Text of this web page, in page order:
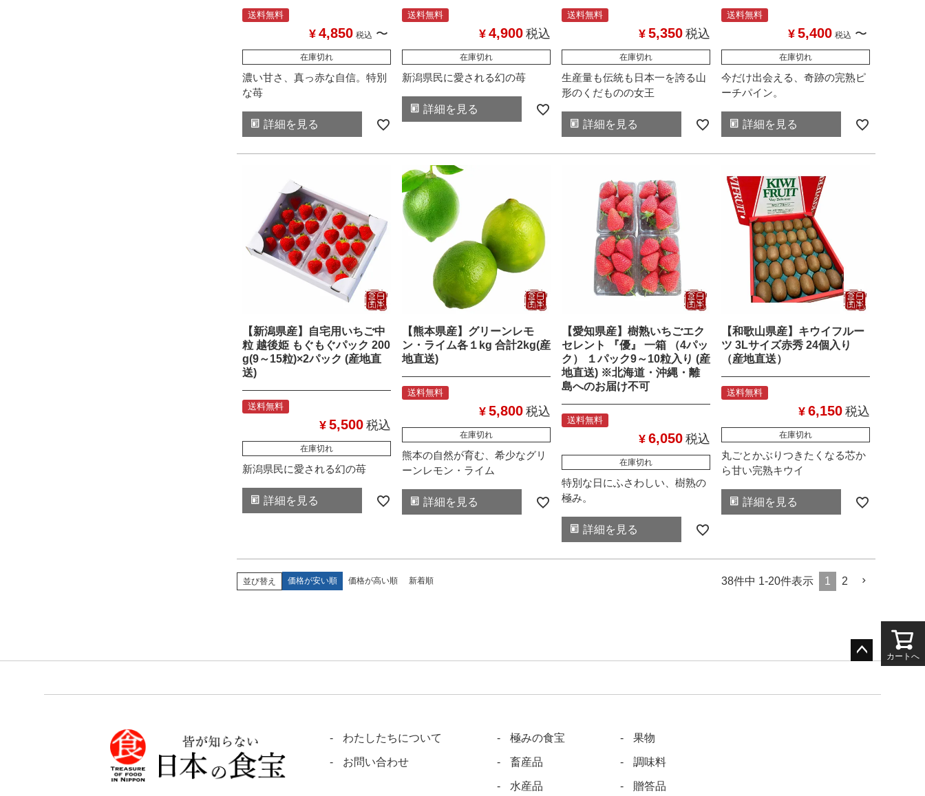
送料無料
¥ 4,850 税込 〜
在庫切れ
濃い甘さ、真っ赤な自信。特別
な苺
詳細を見る
送料無料
¥ 4,900 税込
在庫切れ
新潟県民に愛される幻の苺
詳細を見る
送料無料
¥ 5,350 税込
在庫切れ
生産量も伝統も日本一を誇る山
形のくだものの女王
詳細を見る
送料無料
¥ 5,400 税込 〜
在庫切れ
今だけ出会える、奇跡の完熟ピ
ーチパイン。
詳細を見る
【新潟県産】自宅用いちご中
粒 越後姫 もぐもぐパック 200
g(9～15粒)×2パック (産地直
送)
送料無料
¥ 5,500 税込
在庫切れ
新潟県民に愛される幻の苺
詳細を見る
【熊本県産】グリーンレモ
ン・ライム各１kg 合計2kg(産
地直送)
送料無料
¥ 5,800 税込
在庫切れ
熊本の自然が育む、希少なグリ
ーンレモン・ライム
詳細を見る
【愛知県産】樹熟いちごエク
セレント 『優』 一箱 （4パッ
ク） １パック9～10粒入り (産
地直送) ※北海道・沖縄・離
島へのお届け不可
送料無料
¥ 6,050 税込
在庫切れ
特別な日にふさわしい、樹熟の
極み。
詳細を見る
【和歌山県産】キウイフルー
ツ 3Lサイズ赤秀 24個入り
（産地直送）
送料無料
¥ 6,150 税込
在庫切れ
丸ごとかぶりつきたくなる芯か
ら甘い完熟キウイ
詳細を見る
並び替え 価格が安い順 価格が高い順 新着順 38件中 1-20件表示 1 2
カートへ
わたしたちについて
お問い合わせ
極みの食宝
畜産品
水産品
果物
調味料
贈答品